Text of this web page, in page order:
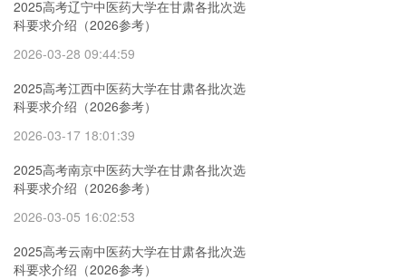
2025高考辽宁中医药大学在甘肃各批次选
科要求介绍（2026参考）
2026-03-28 09:44:59
2025高考江西中医药大学在甘肃各批次选
科要求介绍（2026参考）
2026-03-17 18:01:39
2025高考南京中医药大学在甘肃各批次选
科要求介绍（2026参考）
2026-03-05 16:02:53
2025高考云南中医药大学在甘肃各批次选
科要求介绍（2026参考）